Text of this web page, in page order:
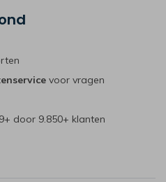
voor vragen
door 9.850+ klanten